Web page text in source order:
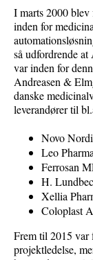
I marts 2000
inden for
så udfordrende
var inden for
Andreasen &
danske
leverandører til
Novo
Leo
Ferrosan
H.
Xellia
Coloplast
Frem til 2015 var
projektledelse,